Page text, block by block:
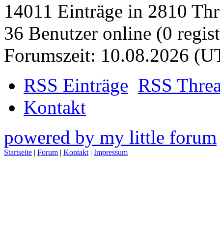
14011 Einträge in 2810
36 Benutzer online (0
Forumszeit: 10.08.2026
RSS Einträge RSS
Kontakt
powered by my little forum
Startseite | Forum | Kontakt| Impressum